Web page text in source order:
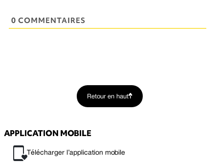
0 COMMENTAIRES
Retour en haut
APPLICATION MOBILE
Télécharger l’application mobile